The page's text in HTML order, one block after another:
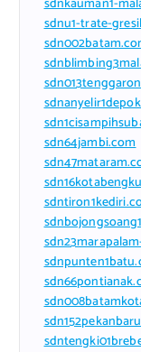
sdnu1-trate-
sdn64jambi.com